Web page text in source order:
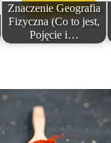
Znaczenie Geografia
Fizyczna (Co to jest,
Pojęcie i…